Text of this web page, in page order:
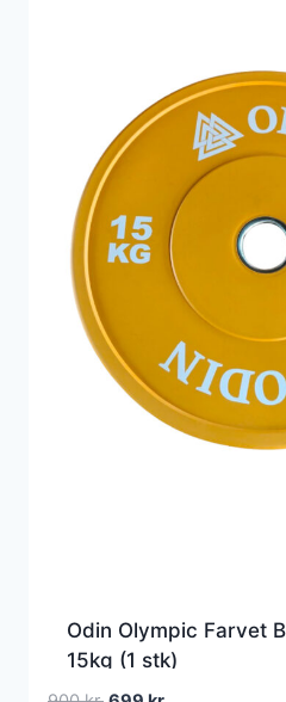
Odin Olympic Farvet
15kg (1 stk)